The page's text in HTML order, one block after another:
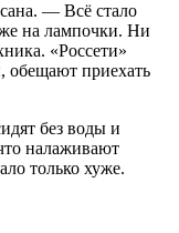
— Всё стало
на лампочки. Ни
«Россети»
обещают приехать
без воды и
налаживают
только хуже.